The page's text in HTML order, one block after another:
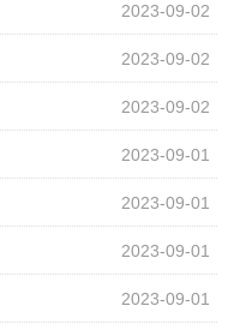
2023-09-02
2023-09-02
2023-09-02
2023-09-01
2023-09-01
2023-09-01
2023-09-01